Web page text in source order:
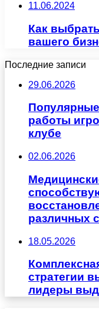
11.06.2024
Как
вашего
Последние записи
29.06.2026
работы
клубе
02.06.2026
различных
18.05.2026
стратегии
лидеры